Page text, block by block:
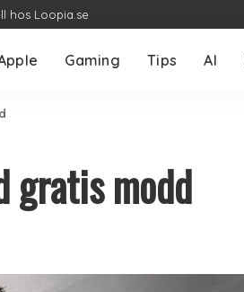
hos Loopia.se
Gaming Tips AI
gratis modd